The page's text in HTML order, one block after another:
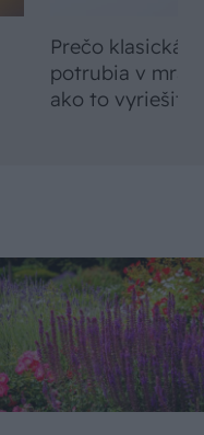
Prečo klasická
potrubia v
ako to vyriešiť